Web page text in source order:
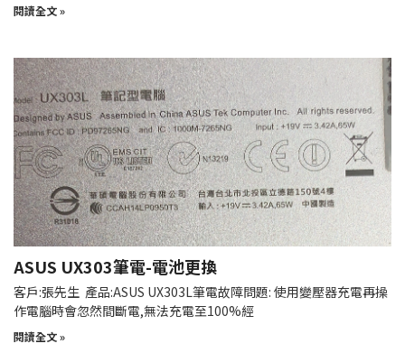
閱讀全文 »
ASUS UX303筆電-電池更換
客戶:張先生 產品:ASUS UX303L筆電故障問題: 使用變壓器充電再操
作電腦時會忽然間斷電,無法充電至100%經
閱讀全文 »